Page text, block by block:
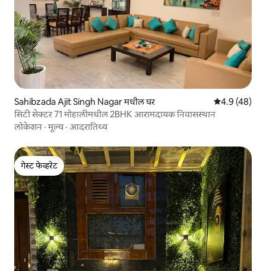
Sahibzada Ajit Singh Nagar मधील घर 5 पैकी 4.9
4.9 (48)
सिटी सेक्टर 71 मोहालीमधील 2BHK आरामदायक निवासस्थान
लोकेशन ·मूल्य· आदरातिथ्य
गेस्ट फेव्हरेट
गेस्ट फेव्हरेट